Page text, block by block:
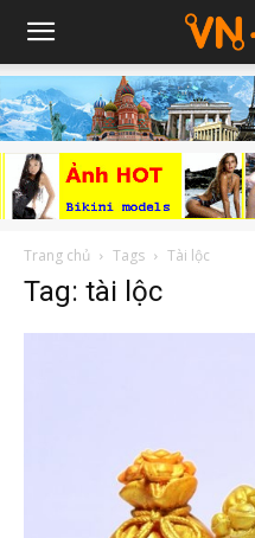
Trang chủ Tags Tài lộc
Tag: tài lộc